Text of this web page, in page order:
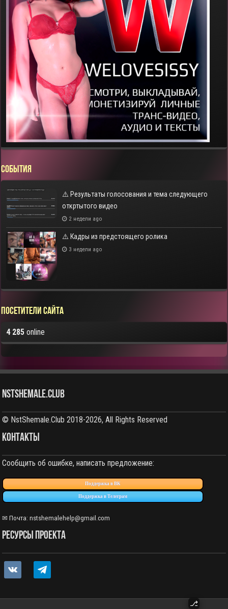
СОБЫТИЯ
⚠️ Результаты голосования и тема следующего
откртытого видео
2 недели ago
⚠️ Кадры из предстоящего ролика
3 недели ago
Посетители сайта
4 285 online
NstShemale.Club
© NstShemale.Club 2018-2026, All Rights Reserved
КОНТАКТЫ
Сообщить об ошибке, написать предложение:
Поддержка в ВК
Поддержка в Телеграм
✉ Почта: nstshemalehelp@gmail.com
РЕСУРСЫ ПРОЕКТА
vkontakte telegram
⎇